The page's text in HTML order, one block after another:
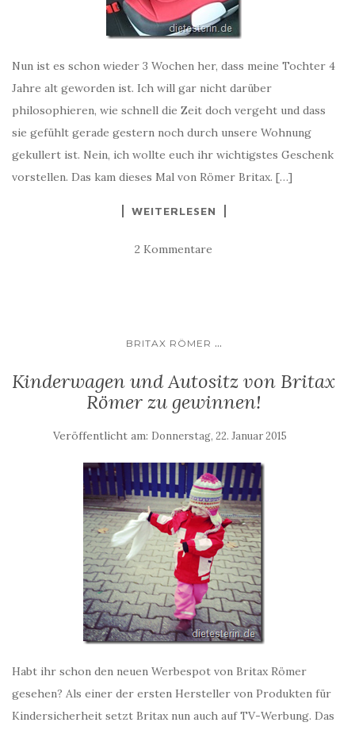
Nun ist es schon wieder 3 Wochen her, dass meine Tochter 4
Jahre alt geworden ist. Ich will gar nicht darüber
philosophieren, wie schnell die Zeit doch vergeht und dass
sie gefühlt gerade gestern noch durch unsere Wohnung
gekullert ist. Nein, ich wollte euch ihr wichtigstes Geschenk
vorstellen. Das kam dieses Mal von Römer Britax. […]
WEITERLESEN
2 Kommentare
BRITAX RÖMER ...
Kinderwagen und Autositz von Britax
Römer zu gewinnen!
Veröffentlicht am: Donnerstag, 22. Januar 2015
Habt ihr schon den neuen Werbespot von Britax Römer
gesehen? Als einer der ersten Hersteller von Produkten für
Kindersicherheit setzt Britax nun auch auf TV-Werbung. Das